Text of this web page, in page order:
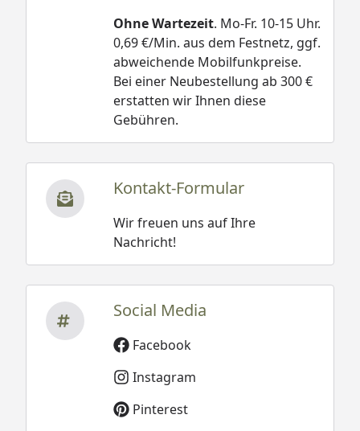
Ohne Wartezeit. Mo-Fr. 10-15 Uhr.
0,69 €/Min. aus dem Festnetz, ggf.
abweichende Mobilfunkpreise.
Bei einer Neubestellung ab 300 €
erstatten wir Ihnen diese
Gebühren.
Kontakt-Formular
Wir freuen uns auf Ihre
Nachricht!
Social Media
Facebook
Instagram
Pinterest